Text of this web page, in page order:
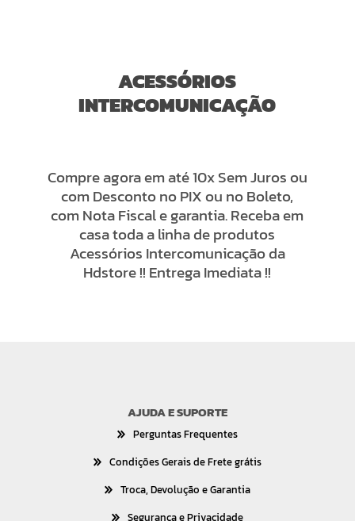
ACESSÓRIOS
INTERCOMUNICAÇÃO
Compre agora em até 10x Sem Juros ou
com Desconto no PIX ou no Boleto,
com Nota Fiscal e garantia. Receba em
casa toda a linha de produtos
Acessórios Intercomunicação da
Hdstore !! Entrega Imediata !!
AJUDA E SUPORTE
Perguntas Frequentes
Condições Gerais de Frete grátis
Troca, Devolução e Garantia
Segurança e Privacidade